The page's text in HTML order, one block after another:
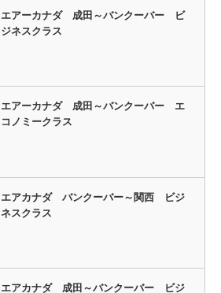
エアーカナダ 成田～バンクーバー ビ
ジネスクラス
エアーカナダ 成田～バンクーバー エ
コノミークラス
エアカナダ バンクーバー～関西 ビジ
ネスクラス
エアカナダ 成田～バンクーバー ビジ